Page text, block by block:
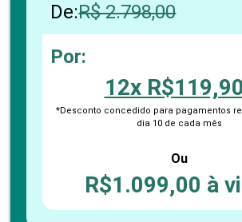
De:R$ 2.798,00
Por:
12x
*Desconto concedido para pagamentos
dia 10 de cada mês
Ou
R$1.099,00 à